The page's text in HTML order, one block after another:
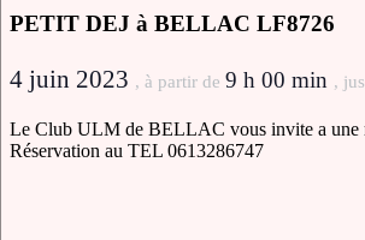
PETIT DEJ à BELLAC LF8726
4 juin 2023 , à partir de 9 h 00 min ,
Le Club ULM de BELLAC vous invite a une
Réservation au TEL 0613286747